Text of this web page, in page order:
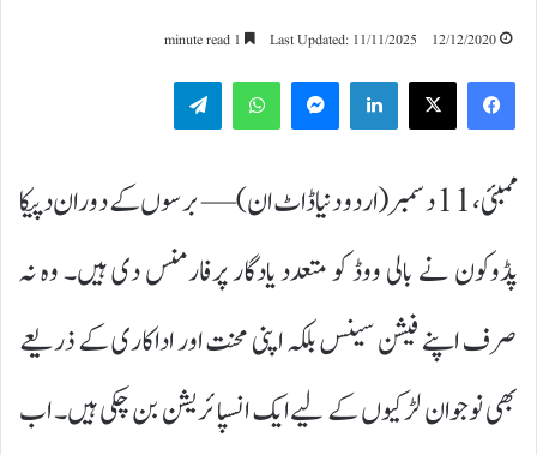
12/12/2020
Last Updated: 11/11/2025
LinkedIn
WhatsApp
ممبئی، 11 دسمبر (اردو دنیا ڈاٹ ان) — برسوں کے دوران دپیکا
پڈوکون نے بالی ووڈ کو متعدد یادگار پرفارمنس دی ہیں۔ وہ نہ
صرف اپنے فیشن سینس بلکہ اپنی محنت اور اداکاری کے ذریعے
بھی نوجوان لڑکیوں کے لیے ایک انسپائریشن بن چکی ہیں۔ اب